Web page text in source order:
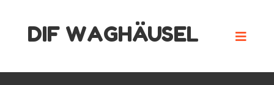
DIF WAGHÄUSEL